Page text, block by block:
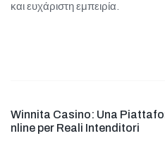
και ευχάριστη εμπειρία.
Winnita Casino: Una
nline per Reali Intenditori